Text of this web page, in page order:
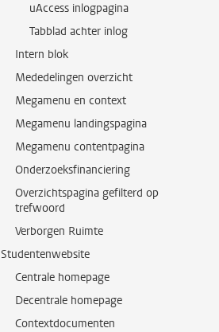
uAccess inlogpagina
Tabblad achter inlog
Intern blok
Mededelingen overzicht
Megamenu en context
Megamenu landingspagina
Megamenu contentpagina
Onderzoeksfinanciering
Overzichtspagina gefilterd op
trefwoord
Verborgen Ruimte
Studentenwebsite
Centrale homepage
Decentrale homepage
Contextdocumenten